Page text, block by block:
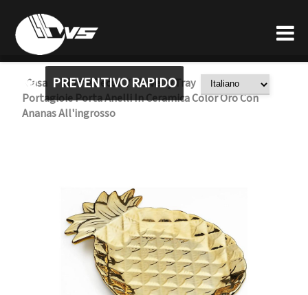
PREVENTIVO RAPIDO
Casa / Home Decor / Jewelry Tray
Vassoio
Portagioie Porta Anelli In Ceramica Color Oro Con
Ananas All'ingrosso